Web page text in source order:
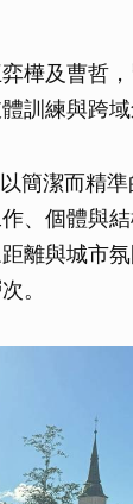
樺及曹哲
訓練與跨域
簡潔而精
、個體與
離與城市
。